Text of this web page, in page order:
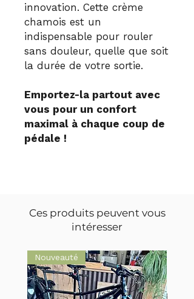
innovation. Cette crème
chamois est un
indispensable pour rouler
sans douleur, quelle que soit
la durée de votre sortie.
Emportez-la partout avec
vous pour un confort
maximal à chaque coup de
pédale !
Ces produits peuvent vous
intéresser
Nouveauté